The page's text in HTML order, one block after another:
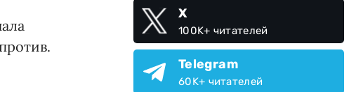
X
100K+ читателей
Telegram
60K+ читателей